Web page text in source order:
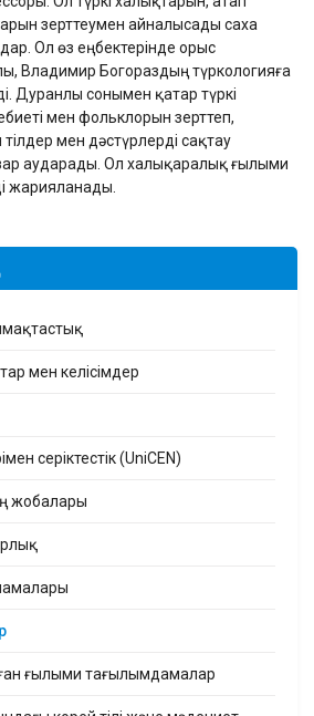
зерттеумен айналысады саха
Ол өз еңбектерінде орыс
Владимир Богораздың түркологияға
Дуранлы сонымен қатар түркі
мен фольклорын зерттеп,
мен дәстүрлерді сақтау
аударады. Ол халықаралық ғылыми
жарияланады.
мен келісімдер
серіктестік (UniCEN)
жобалары
ғылыми тағылымдамалар